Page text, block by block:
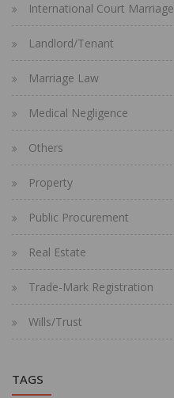
International Court Marriage
Landlord/Tenant
Marriage Law
Medical Negligence
Others
Property
Public Procurement
Real Estate
Trade-Mark Registration
Wills/Trust
TAGS